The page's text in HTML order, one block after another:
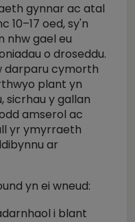
gynnar ac atal
oed, sy'n
nhw gael eu
o droseddu.
darparu cymorth
plant yn
sicrhau y gallan
amserol ac
yr ymyrraeth
ar
yn ei wneud:
i blant